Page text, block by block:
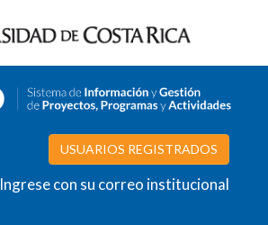
USUARIOS REGISTRADOS
Ingrese con su correo institucional